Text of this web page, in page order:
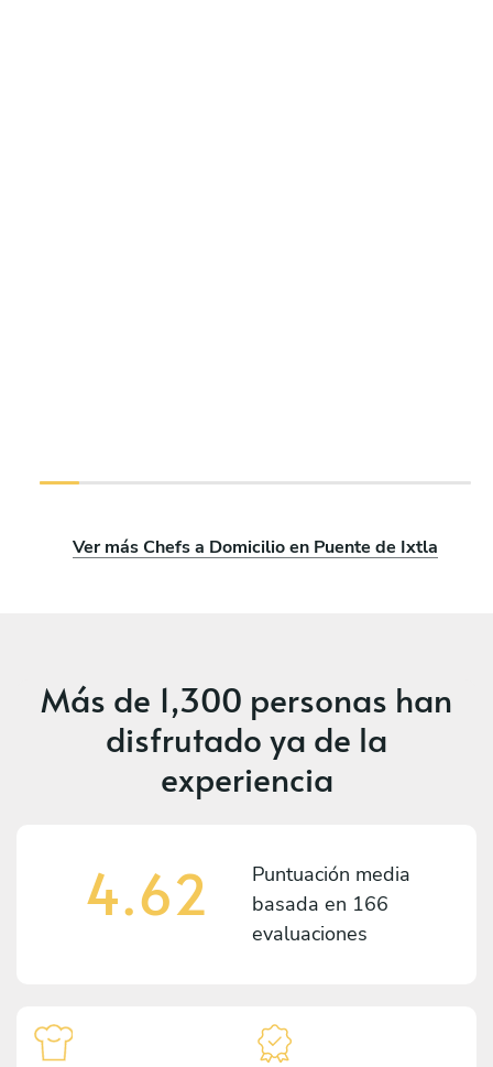
Ver más Chefs a Domicilio en Puente de Ixtla
Más de 1,300 personas han
disfrutado ya de la
experiencia
4.62
Puntuación media
basada en 166
evaluaciones